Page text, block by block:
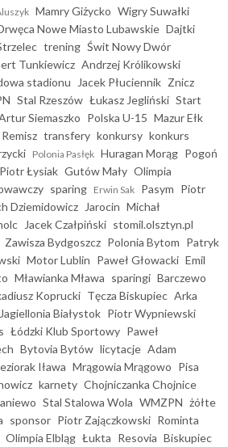
Mamry Giżycko Wigry Suwałki
Nowe Miasto Lubawskie Dajtki
trening Świt Nowy Dwór
Tunkiewicz Andrzej Królikowski
stadionu Jacek Płuciennik Znicz
Stal Rzeszów Łukasz Jegliński Start
Siemaszko Polska U-15 Mazur Ełk
Remisz transfery konkursy konkurs
Polonia Pasłęk Huragan Morąg Pogoń
Piotr Łysiak Gutów Mały Olimpia
sparing Erwin Sak Pasym Piotr
Dziemidowicz Jarocin Michał
Jacek Czałpiński stomil.olsztyn.pl
Zawisza Bydgoszcz Polonia Bytom Patryk
Motor Lublin Paweł Głowacki Emil
Mławianka Mława sparingi Barczewo
Koprucki Tęcza Biskupiec Arka
Jagiellonia Białystok Piotr Wypniewski
Łódzki Klub Sportowy Paweł
Bytovia Bytów licytacje Adam
Iława Mrągowia Mrągowo Pisa
karnety Chojniczanka Chojnice
Stal Stalowa Wola WMZPN żółte
sponsor Piotr Zajączkowski Rominta
Olimpia Elbląg Łukta Resovia Biskupiec